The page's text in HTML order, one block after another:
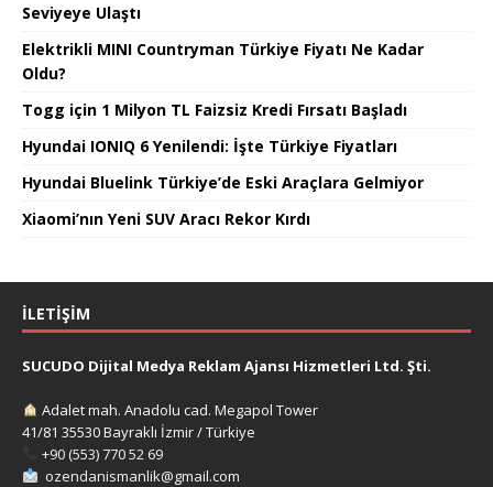
Seviyeye Ulaştı
Elektrikli MINI Countryman Türkiye Fiyatı Ne Kadar
Oldu?
Togg için 1 Milyon TL Faizsiz Kredi Fırsatı Başladı
Hyundai IONIQ 6 Yenilendi: İşte Türkiye Fiyatları
Hyundai Bluelink Türkiye’de Eski Araçlara Gelmiyor
Xiaomi’nın Yeni SUV Aracı Rekor Kırdı
İLETIŞIM
SUCUDO Dijital Medya Reklam Ajansı Hizmetleri Ltd. Şti.
Adalet mah. Anadolu cad. Megapol Tower
41/81 35530 Bayraklı İzmir / Türkiye
+90 (553) 770 52 69
ozendanismanlik@gmail.com